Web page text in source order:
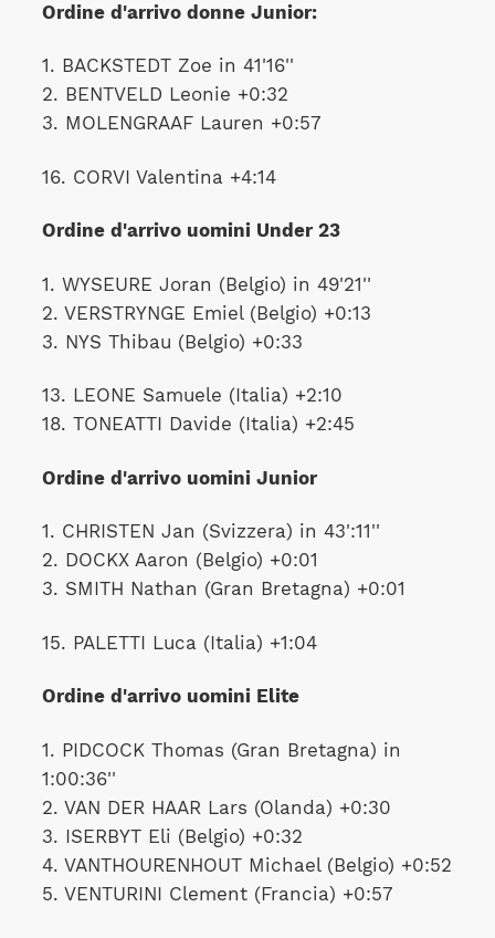
Ordine d'arrivo donne Junior:
1. BACKSTEDT Zoe in 41'16''
2. BENTVELD Leonie +0:32
3. MOLENGRAAF Lauren +0:57
16. CORVI Valentina +4:14
Ordine d'arrivo uomini Under 23
1. WYSEURE Joran (Belgio) in 49'21''
2. VERSTRYNGE Emiel (Belgio) +0:13
3. NYS Thibau (Belgio) +0:33
13. LEONE Samuele (Italia) +2:10
18. TONEATTI Davide (Italia) +2:45
Ordine d'arrivo uomini Junior
1. CHRISTEN Jan (Svizzera) in 43':11''
2. DOCKX Aaron (Belgio) +0:01
3. SMITH Nathan (Gran Bretagna) +0:01
15. PALETTI Luca (Italia) +1:04
Ordine d'arrivo uomini Elite
1. PIDCOCK Thomas (Gran Bretagna) in
1:00:36''
2. VAN DER HAAR Lars (Olanda) +0:30
3. ISERBYT Eli (Belgio) +0:32
4. VANTHOURENHOUT Michael (Belgio) +0:52
5. VENTURINI Clement (Francia) +0:57